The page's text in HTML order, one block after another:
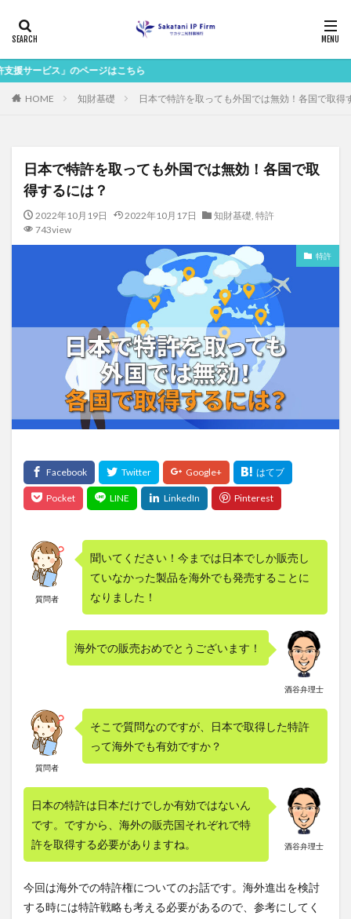
ページはこちら
HOME 知財基礎 日本で特許を取っても外国では無効！各国で取得
日本で特許を取っても外国では無効！各国で取
得するには？
2022年10月19日 2022年10月17日 知財基礎, 特許
743view
特許
質問者
聞いてください！今までは日本でしか販売し
ていなかった製品を海外でも発売することに
なりました！
酒谷弁理士
海外での販売おめでとうございます！
質問者
そこで質問なのですが、日本で取得した特許
って海外でも有効ですか？
酒谷弁理士
日本の特許は日本だけでしか有効ではないん
です。ですから、海外の販売国それぞれで特
許を取得する必要がありますね。
今回は海外での特許権についてのお話です。海外進出を検討
する時には特許戦略も考える必要があるので、参考にしてく